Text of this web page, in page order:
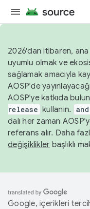
2026'dan itibaren,
uyumlu olmak ve
sağlamak amacıyla
AOSP'de
AOSP'ye katkıda
release kullanın.
dalı her zaman
referans alır. Daha
değişiklikler başlıklı
Google, içerikleri